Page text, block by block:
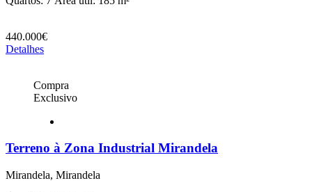
440.000€
Detalhes
Compra
Exclusivo
Terreno à Zona Industrial Mirandela
Mirandela, Mirandela